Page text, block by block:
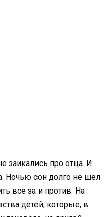
заикались про отца. И
Ночью сон долго не шел
все за и против. На
детей, которые, в